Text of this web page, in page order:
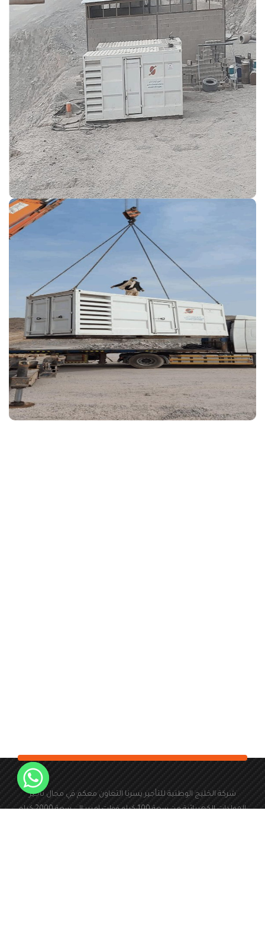
شركة الخليج الوطنية للتأجير يسرنا التعاون معكم في مجال تأجير
المولدات الكهربائية من سعة 100 كيلو فولت امبير الى سعة 2000 كيلو